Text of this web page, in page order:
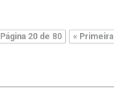
Página 20 de 80 « Primeira